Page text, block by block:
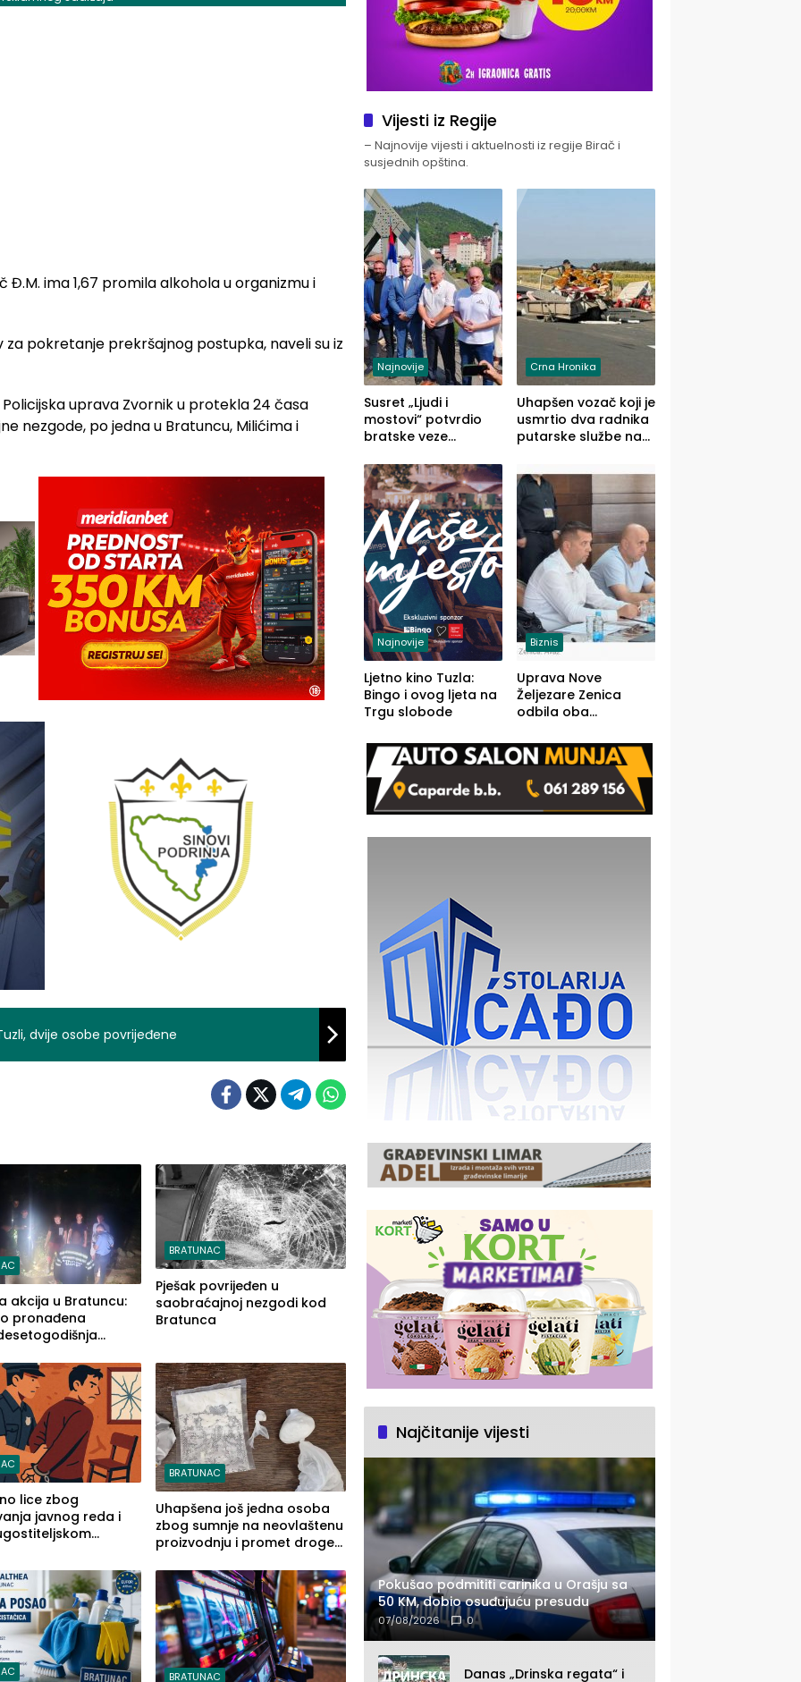
ima 1,67 promila alkohola u organizmu i
pokretanje prekršajnog postupka, naveli su iz
uprava Zvornik u protekla 24 časa
nezgode, po jedna u Bratuncu, Milićima i
dvije osobe povrijeđene
akcija u Bratuncu:
pronađena
BRATUNAC
Pješak povrijeđen u
saobraćajnoj nezgodi kod
Bratunca
lice zbog
javnog reda i
BRATUNAC
Uhapšena još jedna osoba
zbog sumnje na neovlaštenu
proizvodnju i promet droge
BRATUNAC
Vijesti iz Regije
– Najnovije vijesti i aktuelnosti iz regije Birač i
susjednih opština.
Najnovije
Susret „Ljudi i
mostovi“ potvrdio
bratske veze
Zvornika
Crna Hronika
Uhapšen vozač koji je
usmrtio dva radnika
putarske službe na
prema Šapcu
(FOTO)
Najnovije
Ljetno kino Tuzla:
Bingo i ovog ljeta na
Trgu slobode
Biznis
Uprava Nove
Željezare Zenica
odbila oba
FBiH: Ustrajni da je
stečaj jedino rješenje
Najčitanije vijesti
Pokušao podmititi carinika u Orašju sa
50 KM, dobio osuđujuću presudu
07/08/2026 0
Danas „Drinska regata“ i